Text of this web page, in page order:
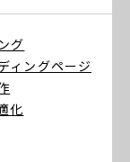
グ
ィングページ
化